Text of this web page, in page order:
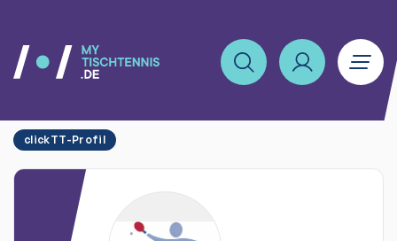
clickTT-Profil